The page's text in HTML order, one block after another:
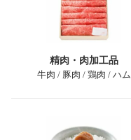
精肉・肉加工品
牛肉 / 豚肉 / 鶏肉 / ハム